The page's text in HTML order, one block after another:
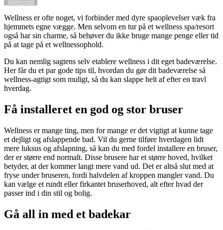
Sponsored
Wellness er ofte noget, vi forbinder med dyre spaoplevelser væk fra
hjemmets egne vægge. Men selvom en tur på et wellness spa/resort
også har sin charme, så behøver du ikke bruge mange penge eller tid
på at tage på et wellnessophold.
Du kan nemlig sagtens selv etablere wellness i dit eget badeværelse.
Her får du et par gode tips til, hvordan du gør dit badeværelse så
wellness-agtigt som muligt, så du kan slappe helt af efter en travl
hverdag.
Få installeret en god og stor bruser
Wellness er mange ting, men for mange er det vigtigt at kunne tage
et dejligt og afslappende bad. Vil du gerne tilføre hverdagen lidt
mere luksus og afslapning, så kan du med fordel installere en bruser,
der er større end normalt. Disse brusere har et større hoved, hvilket
betyder, at der kommer langt mere vand ud. Det er altså slut med at
fryse under bruseren, fordi halvdelen af kroppen mangler vand. Du
kan vælge et rundt eller firkantet bruserhoved, alt efter hvad der
passer ind i din stil og bolig.
Gå all in med et badekar